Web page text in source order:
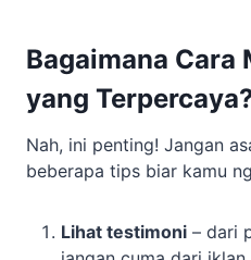
Bagaimana Cara
yang
Nah, ini penting! Jangan
beberapa tips biar kamu
Lihat testimoni – dari